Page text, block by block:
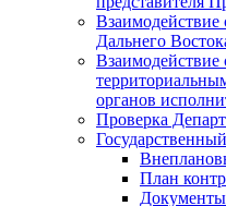
Дальнего
органов
Проверка
План
Документы